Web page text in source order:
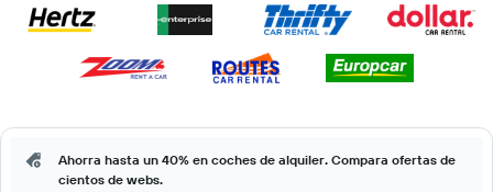
Ahorra hasta un 40% en coches de alquiler. Compara ofertas de
cientos de webs.